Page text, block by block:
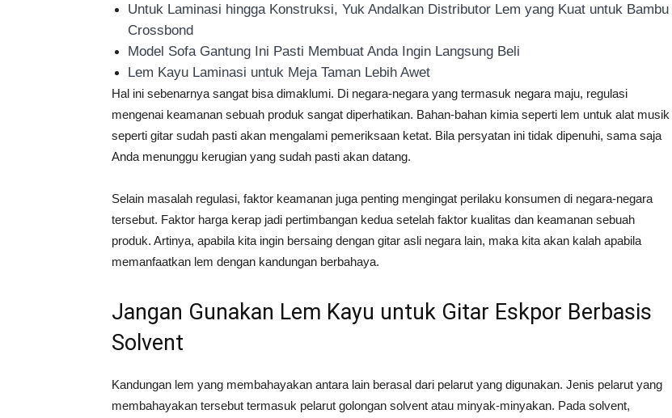
Untuk Laminasi hingga Konstruksi, Yuk Andalkan Distributor Lem yang Kuat untuk Bambu
Crossbond
Model Sofa Gantung Ini Pasti Membuat Anda Ingin Langsung Beli
Lem Kayu Laminasi untuk Meja Taman Lebih Awet
Hal ini sebenarnya sangat bisa dimaklumi. Di negara-negara yang termasuk negara maju, regulasi
mengenai keamanan sebuah produk sangat diperhatikan. Bahan-bahan kimia seperti lem untuk alat musik
seperti gitar sudah pasti akan mengalami pemeriksaan ketat. Bila persyatan ini tidak dipenuhi, sama saja
Anda menunggu kerugian yang sudah pasti akan datang.
Selain masalah regulasi, faktor keamanan juga penting mengingat perilaku konsumen di negara-negara
tersebut. Faktor harga kerap jadi pertimbangan kedua setelah faktor kualitas dan keamanan sebuah
produk. Artinya, apabila kita ingin bersaing dengan gitar asli negara lain, maka kita akan kalah apabila
memanfaatkan lem dengan kandungan berbahaya.
Jangan Gunakan Lem Kayu untuk Gitar Eskpor Berbasis
Solvent
Kandungan lem yang membahayakan antara lain berasal dari pelarut yang digunakan. Jenis pelarut yang
membahayakan tersebut termasuk pelarut golongan solvent atau minyak-minyakan. Pada solvent,